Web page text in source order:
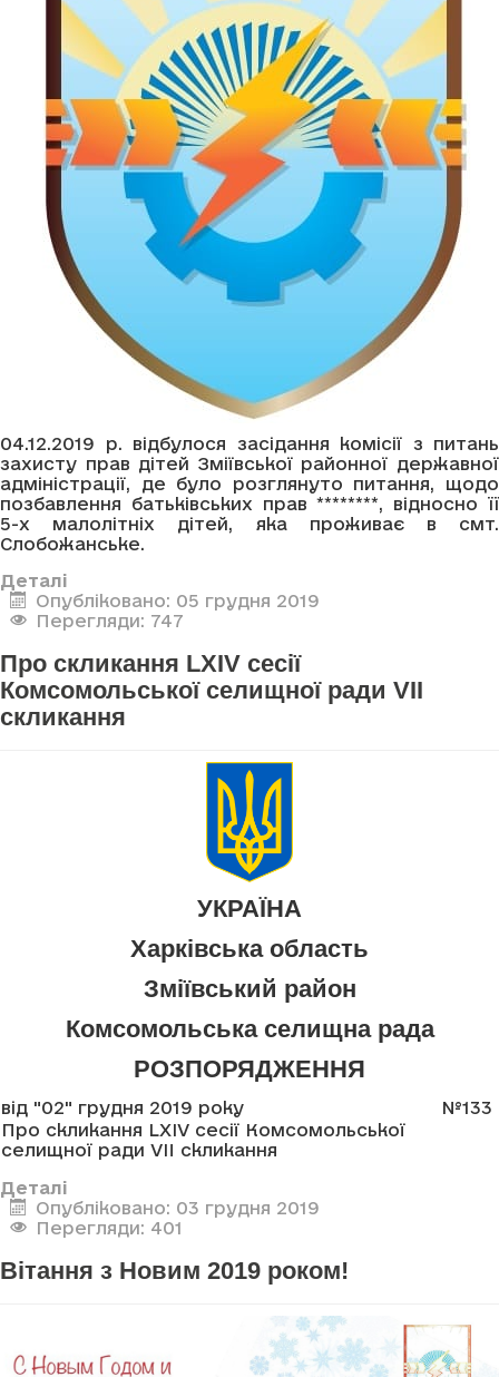
04.12.2019 р. відбулося засідання комісії з питань
захисту прав дітей Зміївської районної державної
адміністрації, де було розглянуто питання, щодо
позбавлення батьківських прав ********, відносно її
5-х малолітніх дітей, яка проживає в смт.
Слобожанське.
Деталі
Опубліковано: 05 грудня 2019
Перегляди: 747
Про скликання LXIV сесії
Комсомольської селищної ради VII
скликання
УКРАЇНА
Харківська область
Зміївський район
Комсомольська селищна рада
РОЗПОРЯДЖЕННЯ
від "02" грудня 2019 року
№133
Про скликання LXIV сесії Комсомольської
селищної ради VII скликання
Деталі
Опубліковано: 03 грудня 2019
Перегляди: 401
Вітання з Новим 2019 роком!